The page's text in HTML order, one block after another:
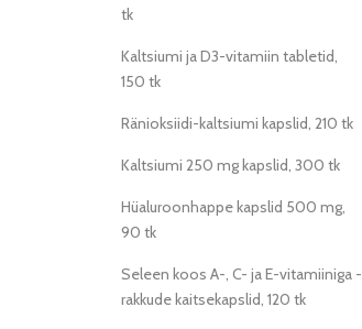
tk
Kaltsiumi ja D3-vitamiin tabletid,
150 tk
Ränioksiidi-kaltsiumi kapslid, 210 tk
Kaltsiumi 250 mg kapslid, 300 tk
Hüaluroonhappe kapslid 500 mg,
90 tk
Seleen koos A-, C- ja E-vitamiiniga -
rakkude kaitsekapslid, 120 tk